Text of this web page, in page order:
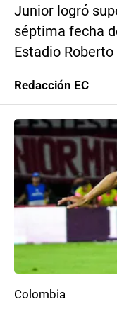
Junior logró
séptima fecha
Estadio
Redacción EC
Colombia